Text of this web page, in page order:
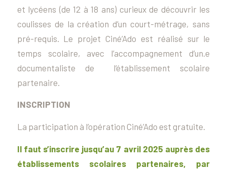
et lycéens (de 12 à 18 ans) curieux de découvrir les
coulisses de la création d’un court-métrage, sans
pré-requis. Le projet Ciné’Ado est réalisé sur le
temps scolaire, avec l’accompagnement d’un.e
documentaliste de l’établissement scolaire
partenaire.
INSCRIPTION
La participation à l’opération Ciné’Ado est gratuite.
Il faut s’inscrire jusqu’au 7 avril 2025 auprès des
établissements scolaires partenaires, par